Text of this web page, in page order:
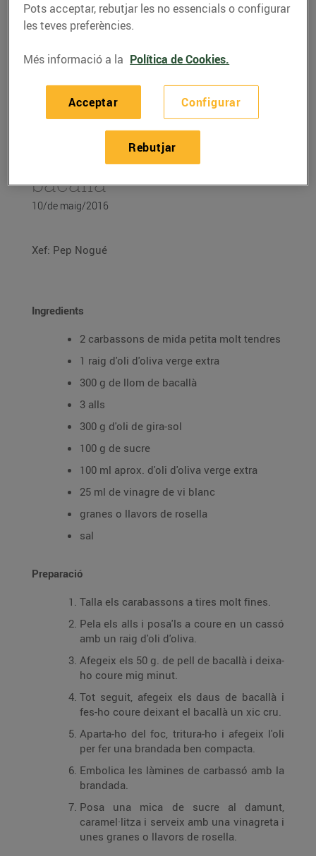
RECEPTES
Farcellets de carbassó
amb brandada de
bacallà
10/de maig/2016
Xef: Pep Nogué
Ingredients
2 carbassons de mida petita molt tendres
1 raig d'oli d'oliva verge extra
300 g de llom de bacallà
3 alls
300 g d'oli de gira-sol
100 g de sucre
100 ml aprox. d'oli d'oliva verge extra
25 ml de vinagre de vi blanc
granes o llavors de rosella
sal
Preparació
Talla els carabassons a tires molt fines.
Pela els alls i posa'ls a coure en un cassó
amb un raig d'oli d'oliva.
Afegeix els 50 g. de pell de bacallà i deixa-
ho coure mig minut.
Tot seguit, afegeix els daus de bacallà i
fes-ho coure deixant el bacallà un xic cru.
Aparta-ho del foc, tritura-ho i afegeix l'oli
per fer una brandada ben compacta.
Embolica les làmines de carbassó amb la
brandada.
Posa una mica de sucre al damunt,
caramel·litza i serveix amb una vinagreta i
unes granes o llavors de rosella.
Pots acceptar, rebutjar les no essencials o configurar
les teves preferències.
Més informació a la Política de Cookies.
Configurar
Rebutjar
Acceptar